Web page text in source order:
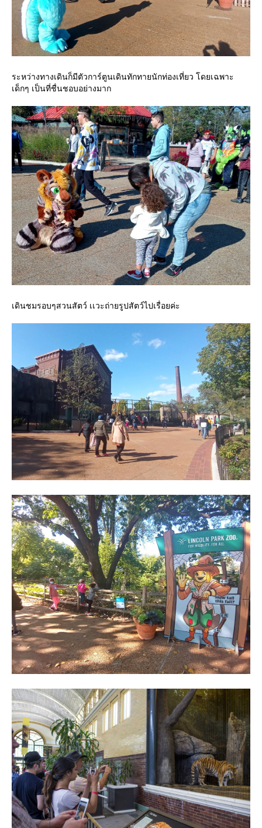
ระหว่างทางเดินก็มีตัวการ์ตูนเดินทักทายนักท่องเที่ยว โดยเฉพาะ
เด็กๆ เป็นที่ชื่นชอบอย่างมาก
เดินชมรอบๆสวนสัตว์ เเวะถ่ายรูปสัตว์ไปเรื่อยค่ะ